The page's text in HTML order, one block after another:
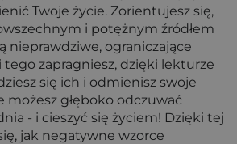
Twoje życie. Zorientujesz się,
i potężnym źródłem
nieprawdziwe, ograniczające
tego zapragniesz, dzięki lekturze
się ich i odmienisz swoje
możesz głęboko odczuwać
- i cieszyć się życiem! Dzięki tej
jak negatywne wzorce